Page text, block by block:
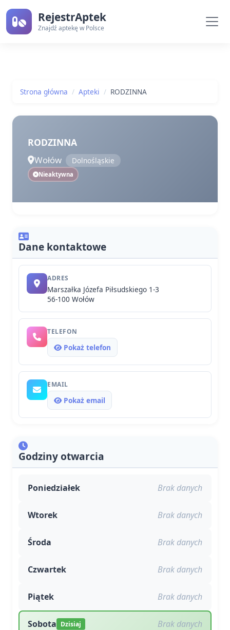
RejestrAptek
Znajdź aptekę w Polsce
Strona główna Apteki RODZINNA
RODZINNA
Wołów Dolnośląskie
Nieaktywna
Dane kontaktowe
ADRES
Marszałka Józefa Piłsudskiego 1-3
56-100 Wołów
TELEFON
Pokaż telefon
EMAIL
Pokaż email
Godziny otwarcia
Poniedziałek Brak danych
Wtorek Brak danych
Środa Brak danych
Czwartek Brak danych
Piątek Brak danych
Sobota Dzisiaj Brak danych